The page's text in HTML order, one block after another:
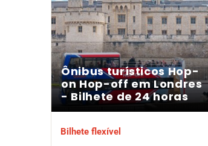
Ônibus turísticos Hop-
on Hop-off em Londres
- Bilhete de 24 horas
Bilhete flexível